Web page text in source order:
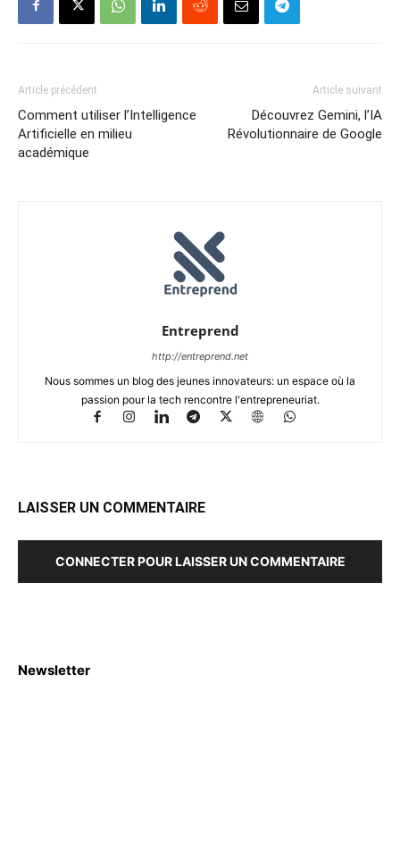
Article précédent
Comment utiliser l’Intelligence
Artificielle en milieu
académique
Article suivant
Découvrez Gemini, l’IA
Révolutionnaire de Google
Entreprend
http://entreprend.net
Nous sommes un blog des jeunes innovateurs: un espace où la
passion pour la tech rencontre l'entrepreneuriat.
LAISSER UN COMMENTAIRE
CONNECTER POUR LAISSER UN COMMENTAIRE
Newsletter